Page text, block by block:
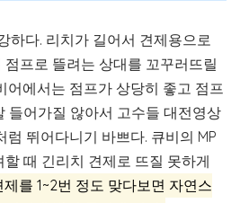
하다. 리치가 길어서 견제용으로
프로 뜰려는 상대를 꼬꾸러뜨릴
어에서는 점프가 상당히 좋고 점프
들어가질 않아서 고수들 대전영상
럼 뛰어다니기 바쁘다. 큐비의 MP
때 긴리치 견제로 뜨질 못하게
제를 1~2번 정도 맞다보면 자연스